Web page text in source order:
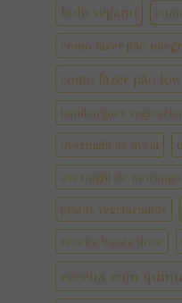
bolo vegano
como fazer pão
como fazer pão
hamburguer
overnight de aveia
overnight de morango
pratos vegetarianos
receita batata doce
receita com